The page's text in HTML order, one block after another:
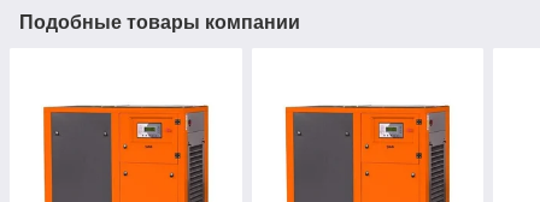
Подобные товары компании